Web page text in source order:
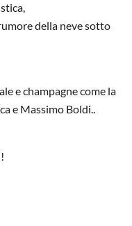
della neve sotto
e champagne come la
e Massimo Boldi..